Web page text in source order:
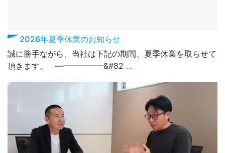
2026年夏季休業のお知らせ
誠に勝手ながら、当社は下記の期間、夏季休業を取らせて
頂きます。 ——————&#82 …